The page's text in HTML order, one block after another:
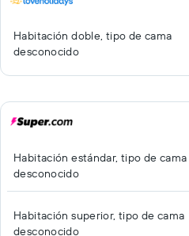
Habitación doble, tipo de cama
desconocido
Habitación estándar, tipo de cama
desconocido
Habitación superior, tipo de cama
desconocido